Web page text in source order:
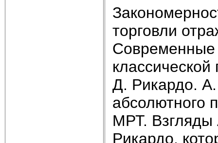
торговли
Современные
Д. Рикардо.
абсолютного
МРТ. Взгляды
Рикардо,